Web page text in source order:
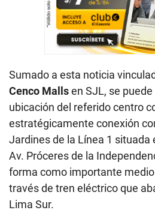
Sumado a esta noticia
Cenco Mallsen SJL, se
ubicación del referido centro
estratégicamente conexión
Jardinesde la Línea 1 situada
Av. Próceres de la
forma como importante
través de tren eléctrico que
Lima Sur.